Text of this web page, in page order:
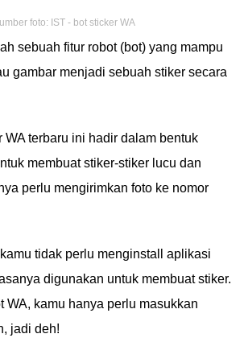
foto: IST - bot sticker WA
sebuah fitur robot (bot) yang mampu
gambar menjadi sebuah stiker secara
WA terbaru ini hadir dalam bentuk
membuat stiker-stiker lucu dan
perlu mengirimkan foto ke nomor
tidak perlu menginstall aplikasi
digunakan untuk membuat stiker.
WA, kamu hanya perlu masukkan
jadi deh!